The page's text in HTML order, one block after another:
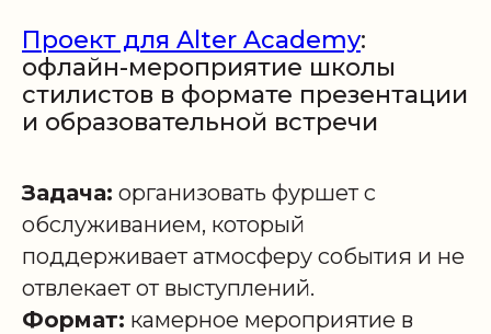
Проект для Alter Academy:
офлайн-мероприятие школы
стилистов в формате презентации
и образовательной встречи
Задача: организовать фуршет с
обслуживанием, который
поддерживает атмосферу события и не
отвлекает от выступлений.
Формат: камерное мероприятие в